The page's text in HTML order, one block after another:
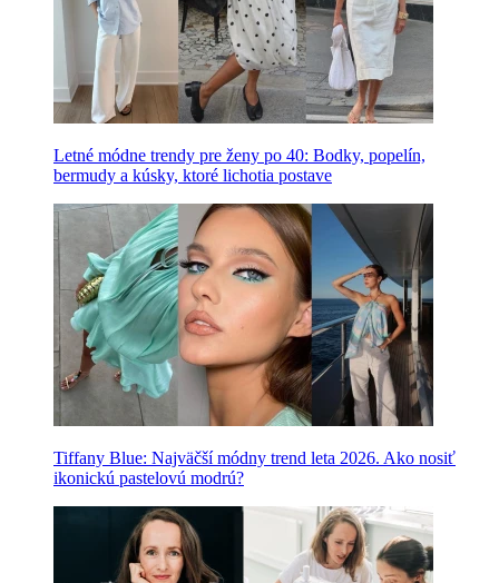
Letné módne trendy pre ženy po 40: Bodky, popelín,
bermudy a kúsky, ktoré lichotia postave
Tiffany Blue: Najväčší módny trend leta 2026. Ako nosiť
ikonickú pastelovú modrú?